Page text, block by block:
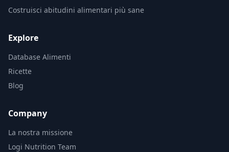
Costruisci abitudini alimentari più sane
Explore
Database Alimenti
Ricette
Blog
Company
La nostra missione
Logi Nutrition Team